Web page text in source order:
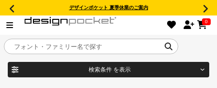
デザインポケット 夏季休業のご案内
0
目的別フォントガイド
検索条件 を表示